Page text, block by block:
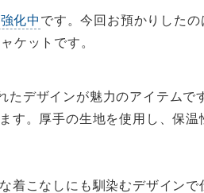
化中 です。今回お預かりした
ケットです。
デザインが魅力のアイテムで
す。厚手の生地を使用し、保
着こなしにも馴染むデザイン